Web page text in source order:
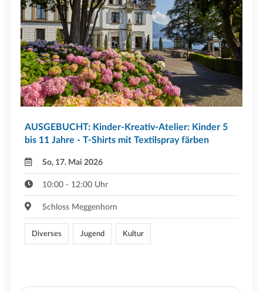
AUSGEBUCHT: Kinder-Kreativ-Atelier: Kinder 5
bis 11 Jahre - T-Shirts mit Textilspray färben
So, 17. Mai 2026
10:00 - 12:00 Uhr
Schloss Meggenhorn
Diverses Jugend Kultur